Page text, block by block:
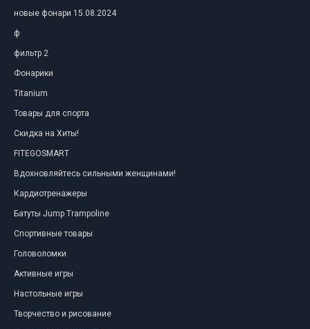
новые фонари 15.08.2024
ф
фильтр 2
Фонарики
Titanium
Товары для спорта
Скидка на Хиты!
FITEGOSMART
Вдохновляйтесь сильными женщинами!
Кардиотренажеры
Батуты Jump Trampoline
Спортивные товары
Головоломки
Активные игры
Настольные игры
Творчество и рисование